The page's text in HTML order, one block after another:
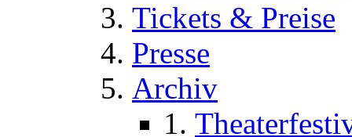
Tickets & Preise
Presse
Archiv